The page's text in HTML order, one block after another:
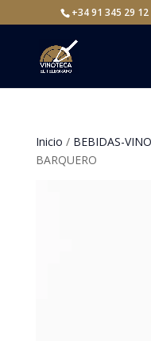
+34 91 345 29 12
Inicio / BEBIDAS-
BARQUERO